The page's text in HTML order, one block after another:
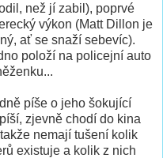
než jí zabil), poprvé
výkon (Matt Dillon je
ať se snaží sebevíc).
položí na policejní auto
píše o jeho šokující
zjevně chodí do kina
nemají tušení kolik
existuje a kolik z nich